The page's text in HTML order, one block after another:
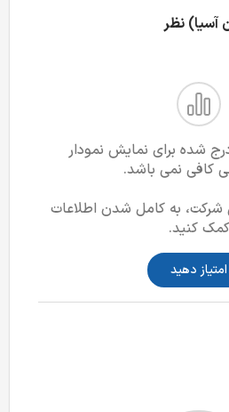
آسیا) نظر
شده برای نمایش نمودار
کافی نمی باشد.
شرکت، به کامل شدن اطلاعات
کمک کنید.
امتیاز دهید